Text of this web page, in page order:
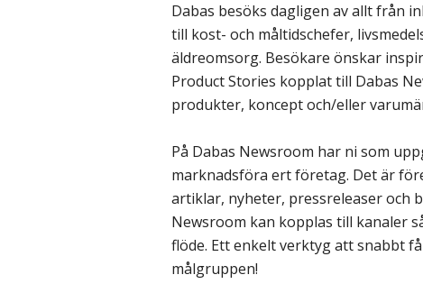
Dabas besöks dagligen av allt från
till kost- och måltidschefer,
äldreomsorg. Besökare önskar
Product Stories kopplat till Dabas
produkter, koncept och/eller
På Dabas Newsroom har ni som
marknadsföra ert företag. Det är
artiklar, nyheter, pressreleaser och
Newsroom kan kopplas till kanaler
flöde. Ett enkelt verktyg att snabbt
målgruppen!